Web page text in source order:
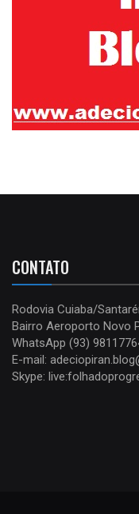
CONTATO
Rodovia Cuiaba/
Bairro Aeroporto Novo
WhatsApp (93)
E-mail:
Skype: